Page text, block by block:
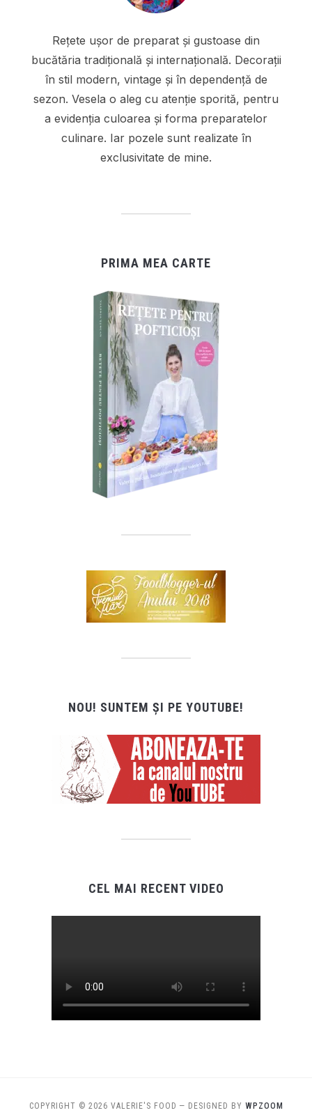
Rețete ușor de preparat și gustoase din
bucătăria tradițională și internațională. Decorații
în stil modern, vintage și în dependență de
sezon. Vesela o aleg cu atenție sporită, pentru
a evidenția culoarea și forma preparatelor
culinare. Iar pozele sunt realizate în
exclusivitate de mine.
PRIMA MEA CARTE
NOU! SUNTEM ȘI PE YOUTUBE!
CEL MAI RECENT VIDEO
COPYRIGHT © 2026 VALERIE'S FOOD — DESIGNED BY WPZOOM